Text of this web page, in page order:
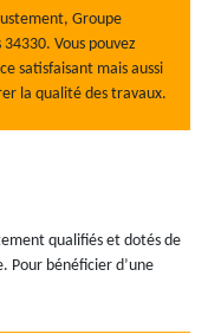
Groupe
Vous pouvez
satisfaisant mais aussi
la qualité des travaux.
qualifiés et dotés de
Pour bénéficier d’une